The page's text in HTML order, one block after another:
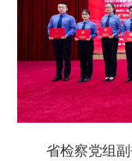
省检察党组